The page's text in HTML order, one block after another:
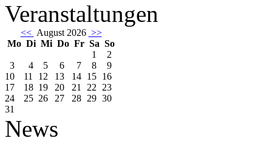
Veranstaltungen
<< August 2026 >>
Mo Di Mi Do Fr Sa So
1
2
3
4 5 6 7 8
9
10
11 12 13 14 15 16
17
18 19 20 21 22 23
24
25 26 27 28 29 30
31
News